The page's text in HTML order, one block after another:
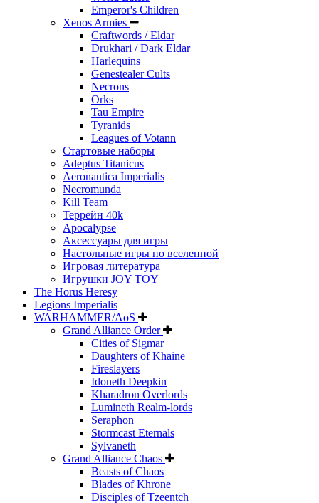
Emperor's Children
Xenos Armies
Craftwords / Eldar
Drukhari / Dark Eldar
Harlequins
Genestealer Cults
Necrons
Orks
Tau Empire
Tyranids
Leagues of Votann
Стартовые наборы
Adeptus Titanicus
Aeronautica Imperialis
Necromunda
Kill Team
Террейн 40k
Apocalypse
Аксессуары для игры
Настольные игры по вселенной
Игровая литература
Игрушки JOY TOY
The Horus Heresy
Legions Imperialis
WARHAMMER/AoS
Grand Alliance Order
Cities of Sigmar
Daughters of Khaine
Fireslayers
Idoneth Deepkin
Kharadron Overlords
Lumineth Realm-lords
Seraphon
Stormcast Eternals
Sylvaneth
Grand Alliance Chaos
Beasts of Chaos
Blades of Khrone
Disciples of Tzeentch